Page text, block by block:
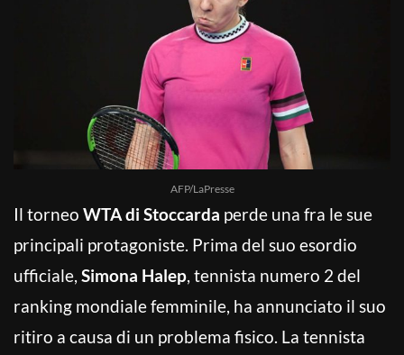
AFP/LaPresse
Il torneo WTA di Stoccarda perde una fra le sue
principali protagoniste. Prima del suo esordio
ufficiale, Simona Halep, tennista numero 2 del
ranking mondiale femminile, ha annunciato il suo
ritiro a causa di un problema fisico. La tennista